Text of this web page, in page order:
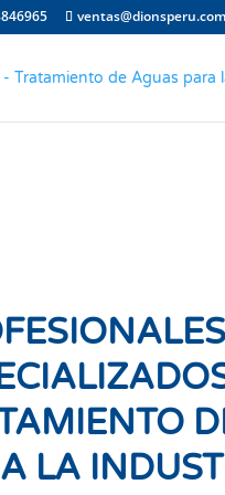
ventas@dionsperu.com
LA